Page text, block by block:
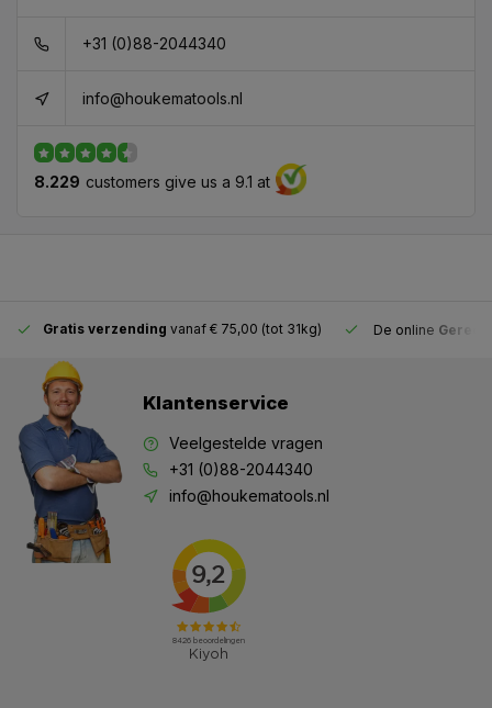
+31 (0)88-2044340
info@houkematools.nl
8.229 customers give us a 9.1 at
Gratis verzending vanaf € 75,00 (tot 31kg) De online
Klantenservice
Veelgestelde vragen
+31 (0)88-2044340
info@houkematools.nl